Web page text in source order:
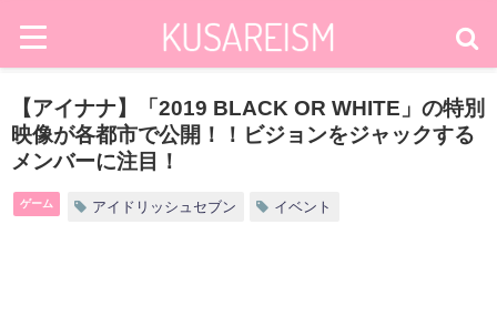
【アイナナ】「2019 BLACK OR WHITE」の特別
映像が各都市で公開！！ビジョンをジャックする
メンバーに注目！
ゲーム アイドリッシュセブン イベント